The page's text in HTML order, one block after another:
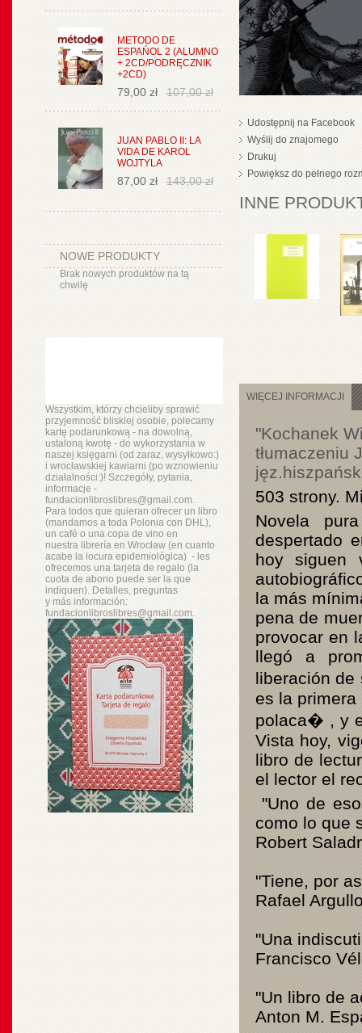
METODO DE
ESPAŃOL 2 (ALUMNO
+ 2CD/PODRĘCZNIK
+2CD)
79,00 zł 107,00 zł
JUAN PABLO II: LA
VIDA DE KAROL
WOJTYLA
87,00 zł 143,00 zł
NOWE PRODUKTY
Brak nowych produktów na tą
chwilę
Wszystkim, którzy chcieliby sprawić
przyjemność bliskiej osobie, polecamy
kartę podarunkową - na dowolną,
ustaloną kwotę - do wykorzystania w
naszej księgarni (od zaraz, wysyłkowo:)
i wrocławskiej kawiarni (po wznowieniu
działalności:)! Szczegóły, pytania,
informacje -
fundacionlibroslibres@gmail.com.
Para todos que quieran ofrecer un libro
(mandamos a toda Polonia con DHL),
un café o una copa de vino en
nuestra libreríaen Wrocław (en cuanto
acabe la locura epidemiológica) - les
ofrecemos una tarjeta de regalo (la
cuota de abono puede ser la que
indiquen). Detalles, preguntas
y másinformación:
fundacionlibroslibres@gmail.com.
Udostępnij na Facebook
Wyślij do znajomego
Drukuj
Powiększ do pełnego
INNE
WIĘCEJ INFORMACJI
"Kochanek
tłumaczeniu
503 strony.
Novela
despertado
hoy siguen
la más
pena de
provocar en
llegó a
liberación
es la
polaca� , y
Vista hoy,
libro de
el lector el
"Uno de
como lo que
Robert
"Tiene, por
Rafael
"Una
Francisco
"Un libro de
Anton M.